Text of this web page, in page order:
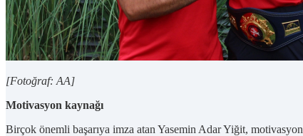
[Fotoğraf: AA]
Motivasyon kaynağı
Birçok önemli başarıya imza atan Yasemin Adar Yiğit, motivasyon